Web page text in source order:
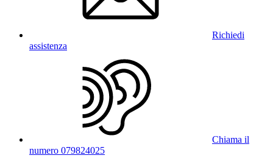
Richiedi
assistenza
Chiama il
numero 079824025